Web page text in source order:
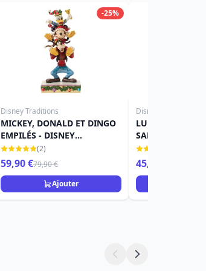
-25%
Disney Traditions
MICKEY, DONALD ET DINGO
EMPILÉS - DISNEY
TRADITIONS
(2)
59,90 €79,90 €
Ajouter
Disney Traditions
LUMIÈRE,
SAMOVAR, ZIP
DISNEY
45,90 €